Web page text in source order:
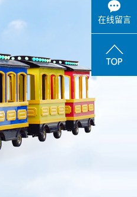
在线留言